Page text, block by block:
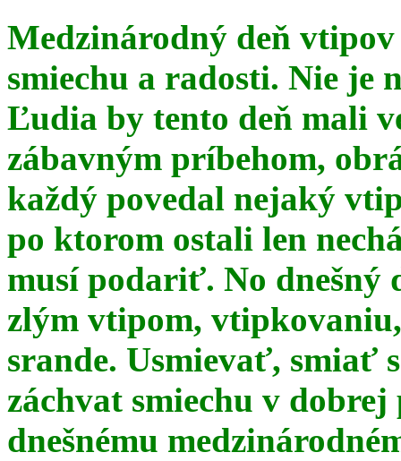
Medzinárodný deň
smiechu a radosti. Nie je
Ľudia by tento deň mali
zábavným príbehom,
každý povedal nejaký
po ktorom ostali len
musí podariť. No dnešný
zlým vtipom,
srande. Usmievať, smiať
záchvat smiechu v
dnešnému